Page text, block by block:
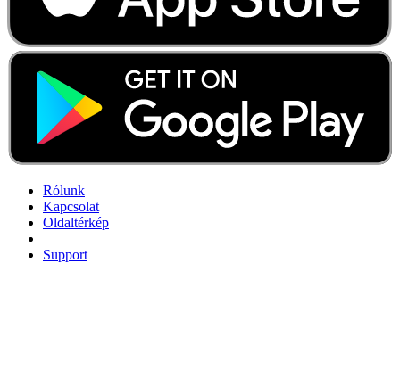
Rólunk
Kapcsolat
Oldaltérkép
Support